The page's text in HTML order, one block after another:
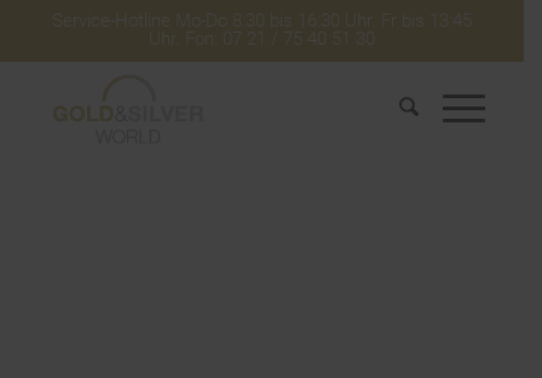
Service-Hotline Mo-Do 8:30 bis 16:30 Uhr. Fr bis 13:45
Uhr. Fon: 07 21 / 75 40 51 30